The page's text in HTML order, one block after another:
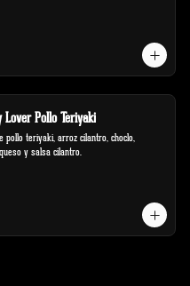
Lover Pollo Teriyaki
pollo teriyaki, arroz cilantro, choclo,
y salsa cilantro.